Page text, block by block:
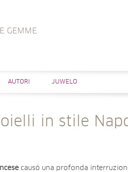
GEMME
AUTORI JUWELO
in stile
causó una profonda